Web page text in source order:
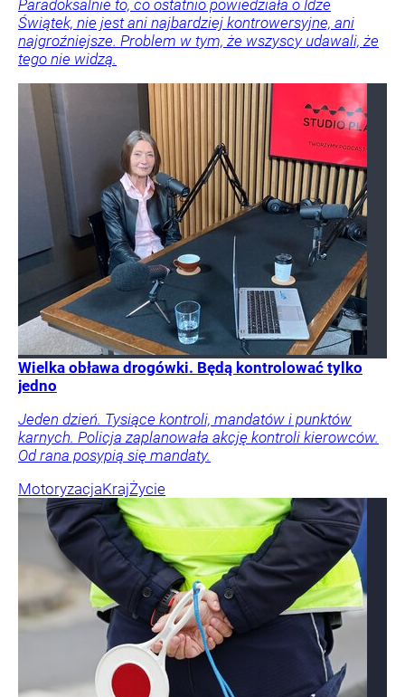
Paradoksalnie to, co ostatnio powiedziała o Idze
Świątek, nie jest ani najbardziej kontrowersyjne, ani
najgroźniejsze. Problem w tym, że wszyscy udawali, że
tego nie widzą.
Wielka obława drogówki. Będą kontrolować tylko
jedno
Jeden dzień. Tysiące kontroli, mandatów i punktów
karnych. Policja zaplanowała akcję kontroli kierowców.
Od rana posypią się mandaty.
MotoryzacjaKrajŻycie